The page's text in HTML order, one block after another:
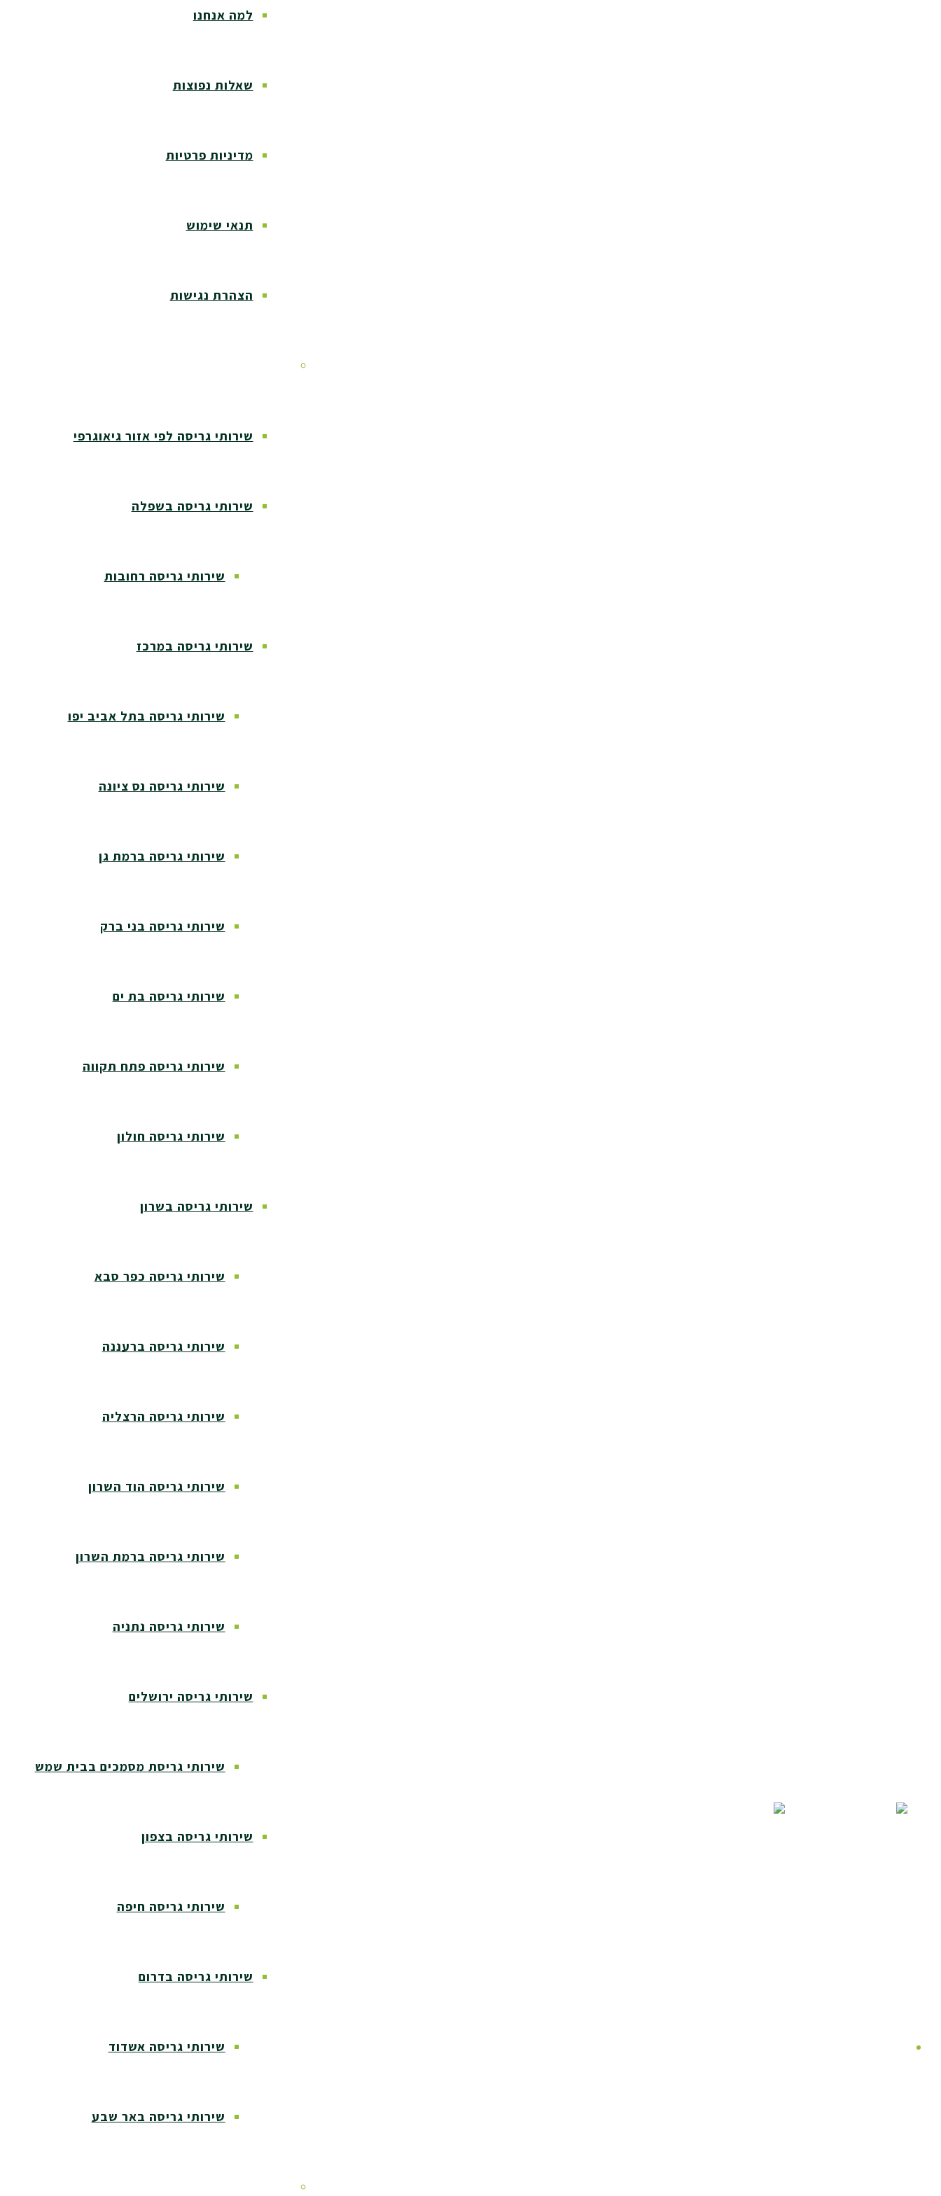
למה אנחנו
שאלות נפוצות
מדיניות פרטיות
תנאי שימוש
הצהרת נגישות
שירותי גריסה לפי אזור גיאוגרפי
שירותי גריסה בשפלה
שירותי גריסה רחובות
שירותי גריסה במרכז
שירותי גריסה בתל אביב יפו
שירותי גריסה נס ציונה
שירותי גריסה ברמת גן
שירותי גריסה בני ברק
שירותי גריסה בת ים
שירותי גריסה פתח תקווה
שירותי גריסה חולון
שירותי גריסה בשרון
שירותי גריסה כפר סבא
שירותי גריסה ברעננה
שירותי גריסה הרצליה
שירותי גריסה הוד השרון
שירותי גריסה ברמת השרון
שירותי גריסה נתניה
שירותי גריסה ירושלים
שירותי גריסת מסמכים בבית שמש
שירותי גריסה בצפון
שירותי גריסה חיפה
שירותי גריסה בדרום
שירותי גריסה אשדוד
שירותי גריסה באר שבע